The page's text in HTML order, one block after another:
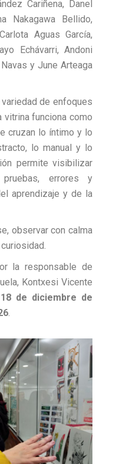
Cariñena,
Danel
Nakagawa Bellido,
Carlota Aguas García,
Echávarri, Andoni
yJune Arteaga
de enfoques
vitrina funciona como
cruzan lo íntimo y lo
lo manual y lo
permite visibilizar
errores y
aprendizaje y de la
observar con calma
la responsable de
Kontxesi Vicente
18 de diciembre de